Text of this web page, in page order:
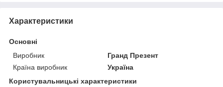
Характеристики
Основні
Виробник
Гранд Презент
Країна виробник
Україна
Користувальницькі характеристики